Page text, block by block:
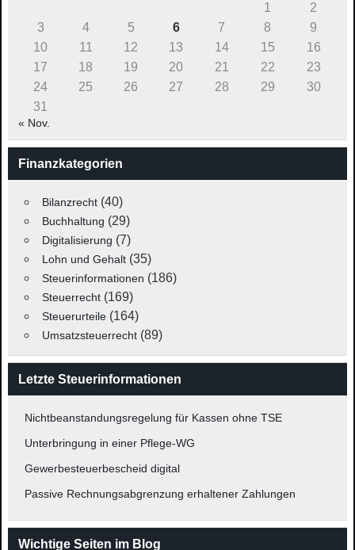
1
2
3
4 5 6 7 8
9
10
11 12 13 14 15
16
17
18 19 20 21 22
23
24
25 26 27 28 29
30
31
« Nov.
Finanzkategorien
Bilanzrecht(40)
Buchhaltung (29)
Digitalisierung (7)
Lohn und Gehalt(35)
Steuerinformationen (186)
Steuerrecht(169)
Steuerurteile(164)
Umsatzsteuerrecht(89)
Letzte Steuerinformationen
Nichtbeanstandungsregelung für Kassen ohne TSE
Unterbringung in einer Pflege-WG
Gewerbesteuerbescheid digital
Passive Rechnungsabgrenzung erhaltener Zahlungen
Wichtige Seiten im Blog